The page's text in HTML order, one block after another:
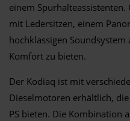
einem
mit Ledersitzen, einem
hochklassigen
Komfort zu bieten.
Der Kodiaq ist mit
Dieselmotoren erhältlich,
PS bieten. Die Kombination